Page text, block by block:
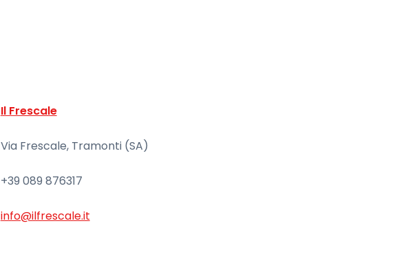
Il Frescale
Via Frescale, Tramonti (SA)
+39 089 876317
info@ilfrescale.it